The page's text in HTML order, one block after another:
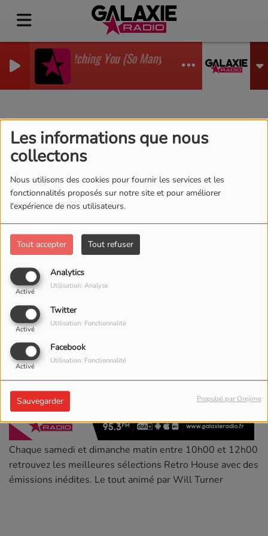
Les informations que nous
collectons
Nous utilisons des cookies pour fournir les services et les
fonctionnalités proposés sur notre site et pour améliorer
l'expérience de nos utilisateurs.
Tout accepter Tout refuser
Analytics
Activé
Utilisation: Analyse
Twitter
Activé
Utilisation: Fonctionnalité
Facebook
Activé
Utilisation: Fonctionnalité
Sauvegarder Propulsé par Orejime
I'm Watching You (So Many Times) (Sean Finn
GADJO
100% RETRO
Chaque samedi et dimanche matin entre 10h00 et 12h00
retrouvez les meilleures sélections Retro House avec des
émissions inédites. Le tout animé par Will Turner